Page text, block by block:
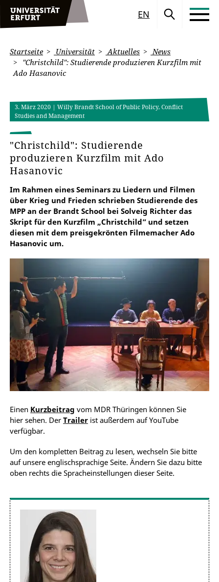
EN
Startseite Universität Aktuelles
News
"Christchild": Studierende produzieren Kurzfilm mit
Ado Hasanovic
3. März 2020 | Willy Brandt School of Public Policy, Conflict
Studies and Management
"Christchild": Studierende
produzieren Kurzfilm mit Ado
Hasanovic
Im Rahmen eines Seminars zu Liedern und Filmen
über Krieg und Frieden schrieben Studierende des
MPP an der Brandt School bei Solveig Richter das
Skript für den Kurzfilm „Christchild“ und setzen
diesen mit dem preisgekrönten Filmemacher Ado
Hasanovic um.
Einen Kurzbeitrag vom MDR Thüringen können Sie
hier sehen. Der Trailer ist außerdem auf YouTube
verfügbar.
Um den kompletten Beitrag zu lesen, wechseln Sie bitte
auf unsere englischsprachige Seite. Ändern Sie dazu bitte
oben rechts die Spracheinstellungen dieser Seite.